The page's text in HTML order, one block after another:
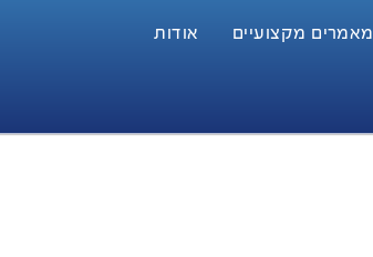
מאמרים מקצועיים אודות